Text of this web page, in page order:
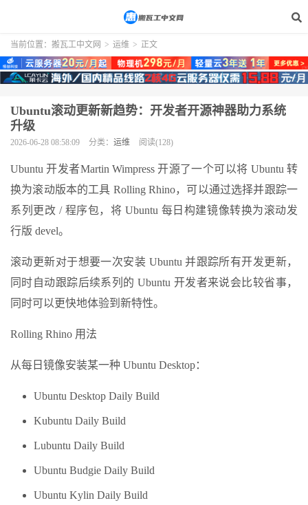
当前位置： 搬瓦工中文网 > 运维 > 正文
Ubuntu滚动更新新趋势：开发者开源神器助力系统
升级
2026-06-28 08:58:09 分类： 运维 阅读(128)
Ubuntu 开发者Martin Wimpress 开源了一个可以将 Ubuntu 转
换为滚动版本的工具 Rolling Rhino，可以通过选择并跟踪一
系列更改 / 程序包，将 Ubuntu 每日构建镜像转换为滚动发
行版 devel。
滚动更新对于想要一次安装 Ubuntu 并跟踪所有开发更新，
同时自动跟踪后续系列的 Ubuntu 开发者来说会比较省事，
同时可以更快地体验到新特性。
Rolling Rhino 用法
从每日镜像安装某一种 Ubuntu Desktop：
Ubuntu Desktop Daily Build
Kubuntu Daily Build
Lubuntu Daily Build
Ubuntu Budgie Daily Build
Ubuntu Kylin Daily Build